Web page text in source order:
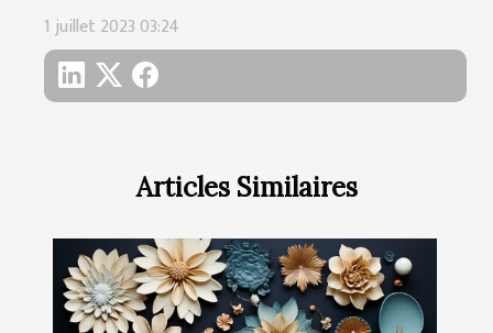
Articles Similaires
1 juillet 2023 03:24